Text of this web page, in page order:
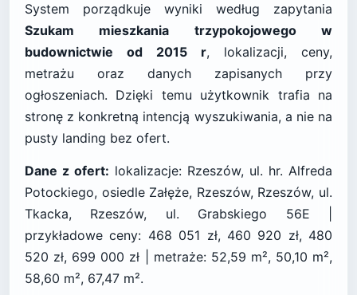
System porządkuje wyniki według zapytania
Szukam mieszkania trzypokojowego w
budownictwie od 2015 r, lokalizacji, ceny,
metrażu oraz danych zapisanych przy
ogłoszeniach. Dzięki temu użytkownik trafia na
stronę z konkretną intencją wyszukiwania, a nie na
pusty landing bez ofert.
Dane z ofert: lokalizacje: Rzeszów, ul. hr. Alfreda
Potockiego, osiedle Załęże, Rzeszów, Rzeszów, ul.
Tkacka, Rzeszów, ul. Grabskiego 56E |
przykładowe ceny: 468 051 zł, 460 920 zł, 480
520 zł, 699 000 zł | metraże: 52,59 m², 50,10 m²,
58,60 m², 67,47 m².